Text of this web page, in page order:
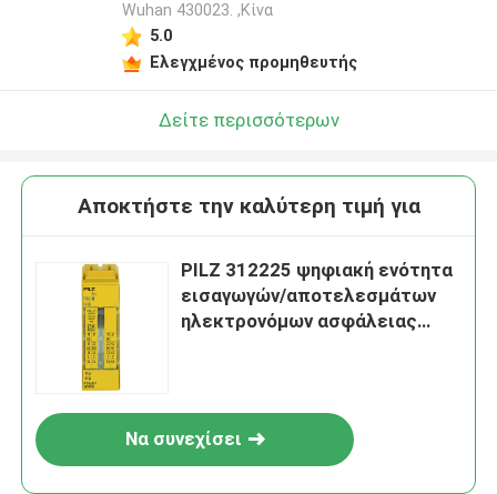
Wuhan 430023. ,Κίνα
5.0
Ελεγχμένος προμηθευτής
Δείτε περισσότερων
Αποκτήστε την καλύτερη τιμή για
PILZ 312225 ψηφιακή ενότητα
εισαγωγών/αποτελεσμάτων
ηλεκτρονόμων ασφάλειας
Να συνεχίσει